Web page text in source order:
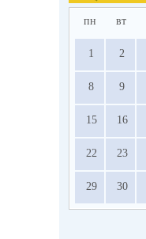
пн вт
1 2
8 9
15 16
22 23
29 30